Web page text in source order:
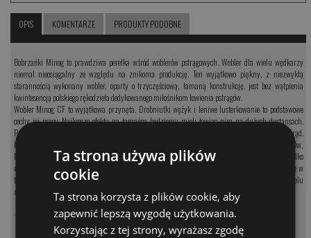
OPIS KOMENTARZE PRODUKTY PODOBNE
Bobrzańki Minog to prawdziwa perełka wśród woblerów pstrągowych. Wobler dla wielu wędkarzy
niemal nieosiągalny ze względu na znikoma produkcję. Ten wyjątkowo piękny, z niezwykłą
starannością wykonany wobler, oparty o trzyczęściową, łamaną konstrukcję, jest bez wątpienia
kwintesencją polskiego rękodzieła dedykowanego miłośnikom łowienia pstrągów.
Wobler Minog CF to wyjątkowa przynęta. Drobniutki wężyk i leniwe lusterkowanie to podstawowe
cechy jej pracy. Najlepsze efekty na łamańca będziemy mieli łowiąc nim na dużych dystansach.
Przynętę należny daleko wypuszczać z nurtem rzeki, po czym bardzo wolno prowadzić pod prąd.
Koniecznie co kilka chwil należy woblerek zatrzymywać aby gasł i odpoczywał w okolicach dołków,
korzeni i innych ciekawych miejsc. Jest pewien okres w życiu pstrąga, kiedy lorbasy zjadają tylko
minogi grupujące się na tarło. Znakomici pstrągarze z całego kraju doskonale wiedzą, że właśnie w
tym czasie najskuteczniejszą przynętą jest wierna imitacja minoga. Wobler Minog to w wielu
rzekach znakomita przynęta na duże klenie, pstrągi oraz inne drapieżniki
Ta strona używa plików
cookie
Ta strona korzysta z plików cookie, aby
zapewnić lepszą wygodę użytkowania.
Korzystając z tej strony, wyrażasz zgodę